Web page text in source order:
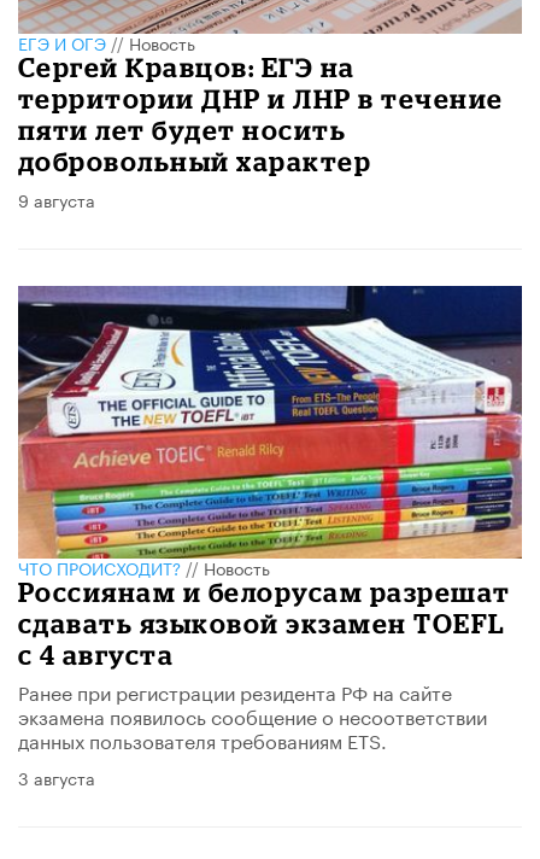
ЕГЭ И ОГЭ//Новость
Сергей Кравцов: ЕГЭ на
территории ДНР и ЛНР в течение
пяти лет будет носить
добровольный характер
9 августа
ЧТО ПРОИСХОДИТ?//Новость
Россиянам и белорусам разрешат
сдавать языковой экзамен TOEFL
с 4 августа
Ранее при регистрации резидента РФ на сайте
экзамена появилось сообщение о несоответствии
данных пользователя требованиям ETS.
3 августа